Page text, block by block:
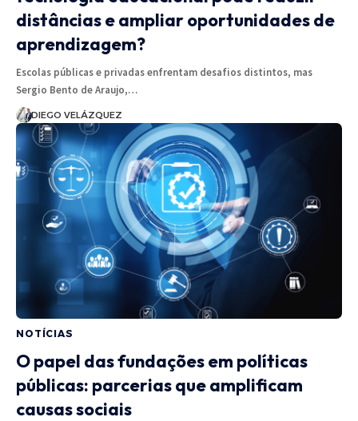
distâncias e ampliar oportunidades de
aprendizagem?
Escolas públicas e privadas enfrentam desafios distintos, mas
Sergio Bento de Araujo,…
DIEGO VELÁZQUEZ
NOTÍCIAS
O papel das fundações em políticas
públicas: parcerias que amplificam
causas sociais